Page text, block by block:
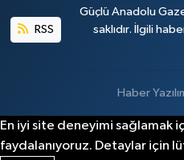
RSS
Güçlü Anadolu
saklıdır. İlgili
Haber
En iyi site deneyimi sağlamak
faydalanıyoruz. Detaylar için
Kadın
Kültür Sanat
Sağlık